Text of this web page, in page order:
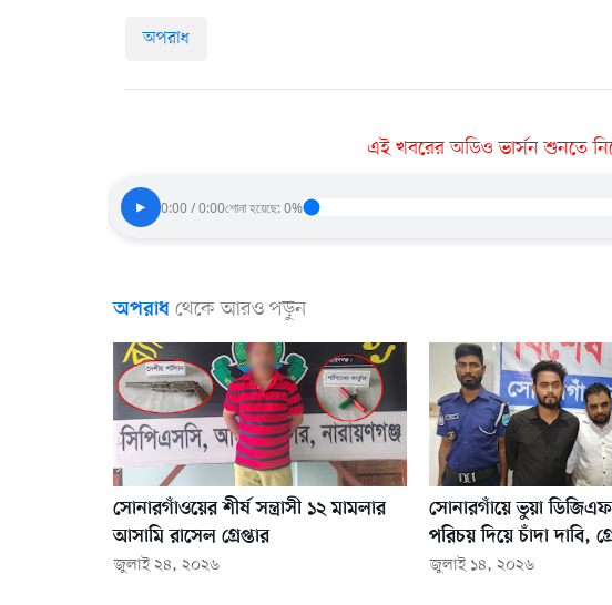
অপরাধ
এই খবরের অডিও ভার্সন শুনতে
▶ 0:00 / 0:00শোনা হয়েছে: 0%
অপরাধ থেকে আরও পড়ুন
সোনারগাঁওয়ের শীর্ষ সন্ত্রাসী ১২ মামলার
আসামি রাসেল গ্রেপ্তার
জুলাই ২৪, ২০২৬
সোনারগাঁয়ে ভুয়া
পরিচয় দিয়ে চাঁদা দাবি,
জুলাই ১৪, ২০২৬